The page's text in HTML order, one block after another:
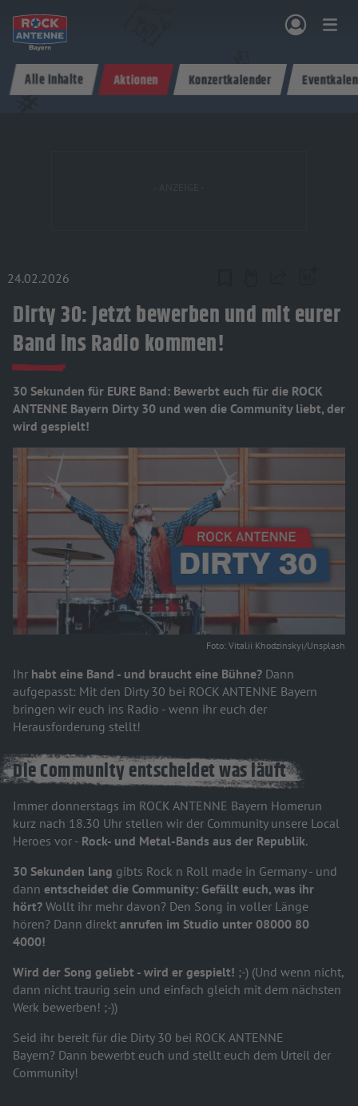
& PROGRAMM AKTIONEN & KONZERTE MUSIK ROCKCOMMUNITY SHOPPEN
Alle Inhalte Aktionen Konzertkalender
24.02.2026
Dirty 30: Jetzt bewerben und mit eurer
Band ins Radio kommen!
30 Sekunden für EURE Band: Bewerbt euch für die ROCK
ANTENNE Bayern Dirty 30 und wen die Community liebt, der
wird gespielt!
Foto: Vitalii Khodzinskyi/Unsplash
Ihr habt eine Band - und braucht eine Bühne? Dann
aufgepasst: Mit den Dirty 30 bei ROCK ANTENNE Bayern
bringen wir euch ins Radio - wenn ihr euch der
Herausforderung stellt!
Die Community entscheidet was läuft
Immer donnerstags im ROCK ANTENNE Bayern Homerun
kurz nach 18.30 Uhr stellen wir der Community unsere Local
Heroes vor - Rock- und Metal-Bands aus der Republik.
30 Sekunden lang gibts Rock n Roll made in Germany - und
dann entscheidet die Community: Gefällt euch, was ihr
hört? Wollt ihr mehr davon? Den Song in voller Länge
hören? Dann direkt anrufen im Studio unter 08000 80
4000!
Wird der Song geliebt - wird er gespielt! ;-) (Und wenn nicht,
dann nicht traurig sein und einfach gleich mit dem nächsten
Werk bewerben! ;-))
Seid ihr bereit für die Dirty 30 bei ROCK ANTENNE
Bayern? Dann bewerbt euch und stellt euch dem Urteil der
Community!